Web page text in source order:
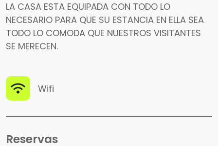
LA CASA ESTA EQUIPADA CON TODO LO
NECESARIO PARA QUE SU ESTANCIA EN ELLA SEA
TODO LO COMODA QUE NUESTROS VISITANTES
SE MERECEN.
Wifi
Reservas